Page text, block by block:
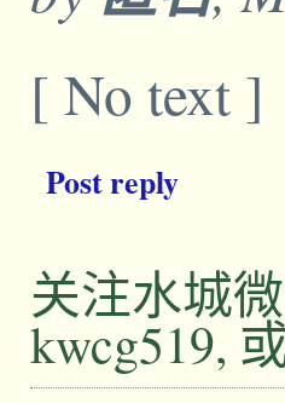
[ No text ]
Post reply
关注水城
kwcg519,